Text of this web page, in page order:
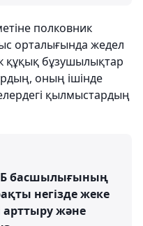
полковник
орталығында жедел
құқық бұзушылықтар
оның ішінде
қылмыстардың
басшылығының
негізде жеке
арттыру және